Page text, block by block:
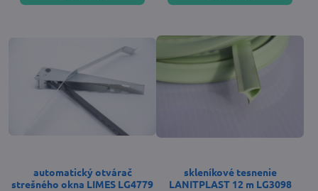
automatický otvárač
strešného okna LIMES LG4779
skleníkové tesnenie
LANITPLAST 12 m LG3098